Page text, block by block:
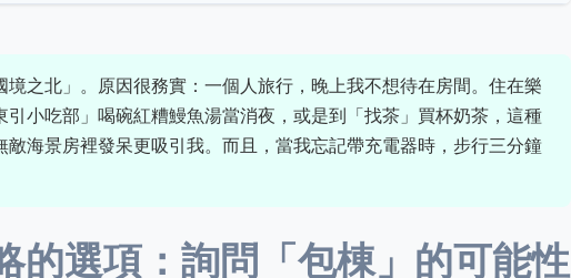
境之北」。原因很務實：一個人旅行，晚上我不想待在房間。住在樂
引小吃部」喝碗紅糟鰻魚湯當消夜，或是到「找茶」買杯奶茶，這種
敵海景房裡發呆更吸引我。而且，當我忘記帶充電器時，步行三分鐘
的選項：詢問「包棟」的可能性